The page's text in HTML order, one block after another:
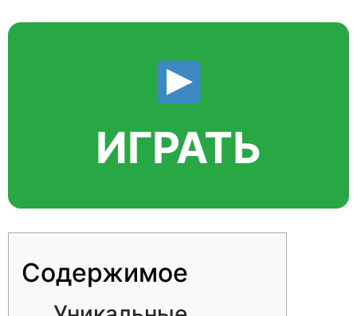
ИГРАТЬ
Содержимое